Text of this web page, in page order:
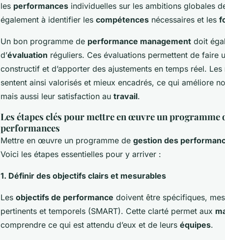
les performances individuelles sur les ambitions globales
également à identifier les compétences nécessaires et les
Un bon programme de performance management doit
d’évaluation réguliers. Ces évaluations permettent de faire
constructif et d’apporter des ajustements en temps réel. Les
sentent ainsi valorisés et mieux encadrés, ce qui améliore
mais aussi leur satisfaction au travail.
Les étapes clés pour mettre en œuvre un programme
performances
Mettre en œuvre un programme de gestion des
Voici les étapes essentielles pour y arriver :
1. Définir des objectifs clairs et mesurables
Les objectifs de performance doivent être spécifiques,
pertinents et temporels (SMART). Cette clarté permet aux
comprendre ce qui est attendu d’eux et de leurs équipes.